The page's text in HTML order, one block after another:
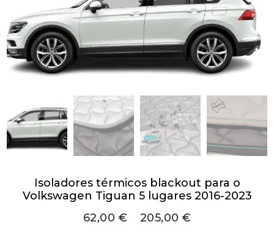
Isoladores térmicos blackout para o
Volkswagen Tiguan 5 lugares 2016-2023
62,00 € 205,00 €